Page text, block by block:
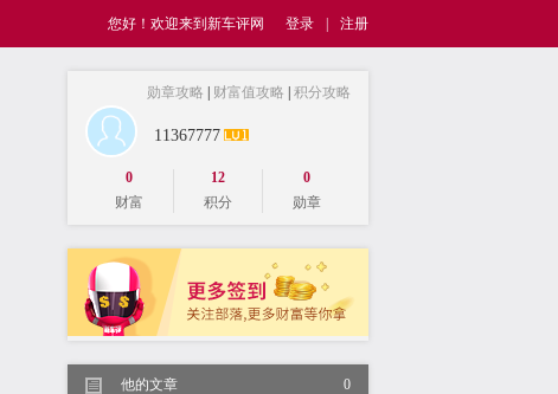
您好！欢迎来到新车评网 登录 注册
勋章攻略 财富值攻略 积分攻略
11367777
0
财富
12
积分
0
勋章
0
他的文章